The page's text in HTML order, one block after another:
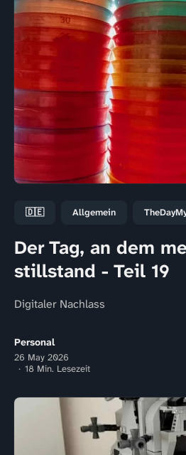
🇩🇪 Allgemein
Der Tag, an dem
stillstand - Teil 19
Digitaler Nachlass
Personal
26 May 2026
18 Min. Lesezeit